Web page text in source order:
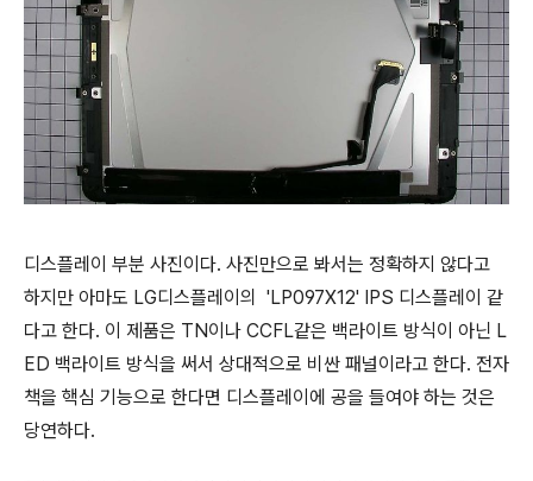
디스플레이 부분 사진이다. 사진만으로 봐서는 정확하지 않다고
하지만 아마도 LG디스플레이의 'LP097X12' IPS 디스플레이 같
다고 한다. 이 제품은 TN이나 CCFL같은 백라이트 방식이 아닌 L
ED 백라이트 방식을 써서 상대적으로 비싼 패널이라고 한다. 전자
책을 핵심 기능으로 한다면 디스플레이에 공을 들여야 하는 것은
당연하다.